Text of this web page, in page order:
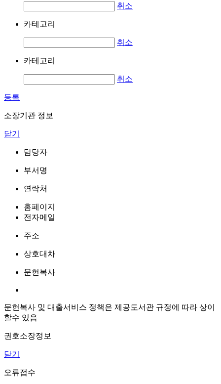
취소
카테고리
취소
카테고리
취소
등록
소장기관 정보
닫기
담당자
부서명
연락처
홈페이지
전자메일
주소
상호대차
문헌복사
문헌복사 및 대출서비스 정책은 제공도서관 규정에 따라 상이
할수 있음
권호소장정보
닫기
오류접수